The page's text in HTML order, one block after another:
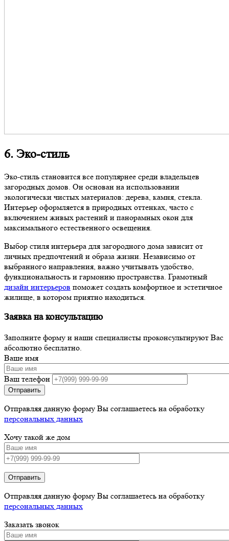
6. Эко-стиль
Эко-стиль становится все популярнее среди владельцев
загородных домов. Он основан на использовании
экологически чистых материалов: дерева, камня, стекла.
Интерьер оформляется в природных оттенках, часто с
включением живых растений и панорамных окон для
максимального естественного освещения.
Выбор стиля интерьера для загородного дома зависит от
личных предпочтений и образа жизни. Независимо от
выбранного направления, важно учитывать удобство,
функциональность и гармонию пространства. Грамотный
дизайн интерьеров поможет создать комфортное и эстетичное
жилище, в котором приятно находиться.
Заявка на консультацию
Заполните форму и наши специалисты проконсультируют Вас
абсолютно бесплатно.
Ваше имя
Ваш телефон
Отправляя данную форму Вы соглашаетесь на обработку
персональных данных
Хочу такой же дом
Отправить
Отправляя данную форму Вы соглашаетесь на обработку
персональных данных
Заказать звонок